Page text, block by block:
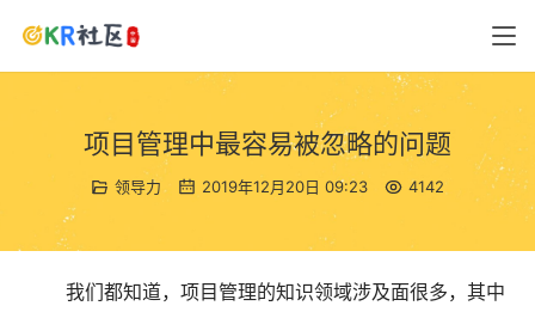
项目管理中最容易被忽略的问题
领导力 2019年12月20日 09:23 4142